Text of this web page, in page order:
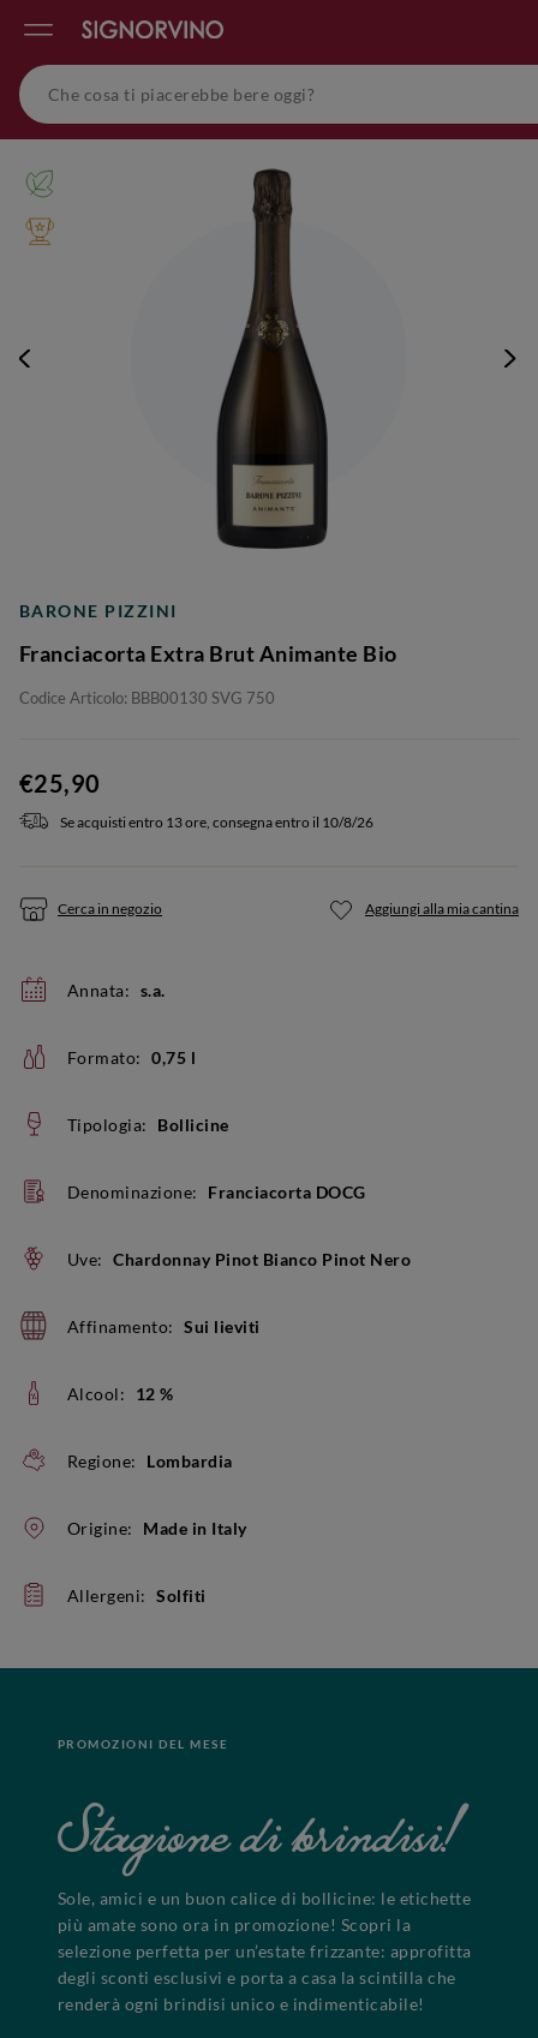
BARONE PIZZINI
Franciacorta Extra Brut Animante Bio
Codice Articolo: BBB00130 SVG 750
€25,90
Se acquisti entro 13 ore, consegna entro il 10/8/26
Cerca in negozio Aggiungi alla mia cantina
Annata: s.a.
Formato: 0,75 l
Tipologia: Bollicine
Denominazione: Franciacorta DOCG
Uve: Chardonnay Pinot Bianco Pinot Nero
Affinamento: Sui lieviti
Alcool: 12 %
Regione: Lombardia
Origine: Made in Italy
Allergeni: Solfiti
PROMOZIONI DEL MESE
Stagione di brindisi!
Sole, amici e un buon calice di bollicine: le etichette
più amate sono ora in promozione! Scopri la
selezione perfetta per un’estate frizzante: approfitta
degli sconti esclusivi e porta a casa la scintilla che
renderà ogni brindisi unico e indimenticabile!